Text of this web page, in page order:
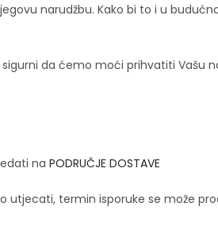
narudžbu. Kako bi to i u
da ćemo moći prihvatiti Vašu
na PODRUČJE DOSTAVE
utjecati, termin isporuke se može